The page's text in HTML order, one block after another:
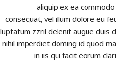
aliquip ex ea
consequat, vel illum dolore eu
luptatum zzril delenit augue duis
nihil imperdiet doming id quod
in iis qui facit eorum